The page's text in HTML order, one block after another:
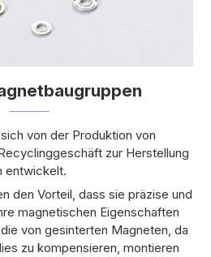
von der Produktion von
zur Herstellung
entwickelt.
den Vorteil, dass sie präzise und
magnetischen Eigenschaften
von gesinterten Magneten, da
zu kompensieren, montieren